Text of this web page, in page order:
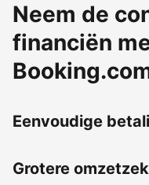
Neem de
financiën
Eenvoudige
Grotere